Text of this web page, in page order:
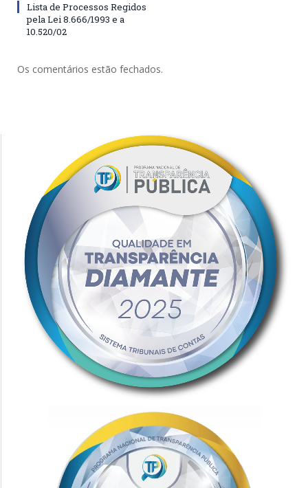
Lista de Processos Regidos
pela Lei 8.666/1993 e a
10.520/02
Os comentários estão fechados.